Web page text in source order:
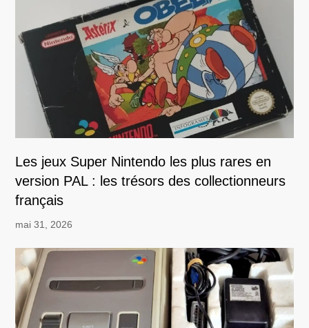
Les jeux Super Nintendo les plus rares en
version PAL : les trésors des collectionneurs
français
mai 31, 2026